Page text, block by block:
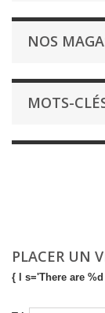
NOS
MOTS-
PLACER UN
{ l s='There are